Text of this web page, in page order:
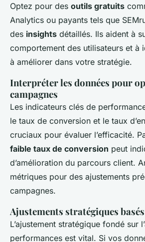
Optez pour des outils gratuits
Analytics ou payants tels que
des insights détaillés. Ils aident à
comportement des utilisateurs et à
à améliorer dans votre stratégie.
Interpréter les données pour
campagnes
Les indicateurs clés de
le taux de conversion et le taux
cruciaux pour évaluer l’efficacité.
faible taux de conversion peut
d’amélioration du parcours client.
métriques pour des ajustements
campagnes.
Ajustements stratégiques
L’ajustement stratégique fondé sur
performances est vital. Si vos